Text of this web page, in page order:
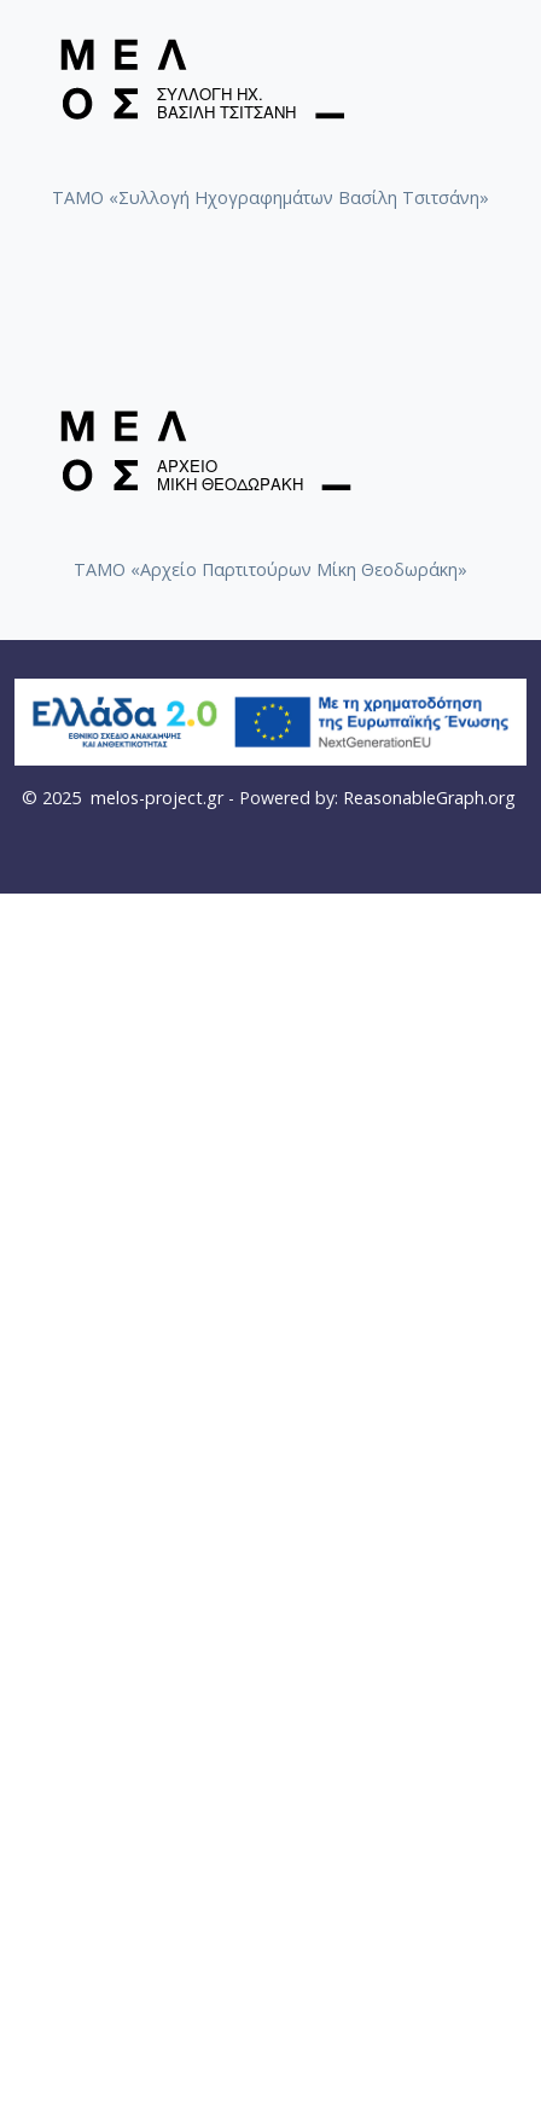
ΤΑΜΟ «Συλλογή Ηχογραφημάτων Βασίλη Τσιτσάνη»
ΤΑΜΟ «Αρχείο Παρτιτούρων Μίκη Θεοδωράκη»
© 2025 melos-project.gr- Powered by: ReasonableGraph.org